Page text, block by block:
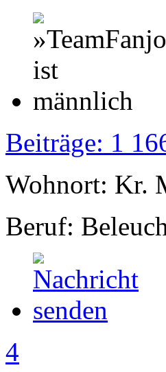
Beiträge: 1
Wohnort: Kr.
Beruf:
4